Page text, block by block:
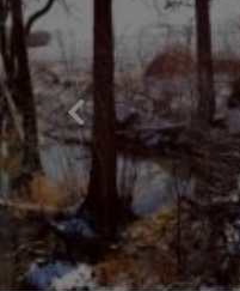
Grußwort
Kontakt